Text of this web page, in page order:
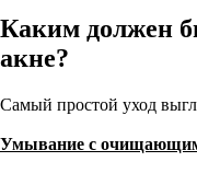
Каким должен
акне?
Самый простой уход
Умывание с